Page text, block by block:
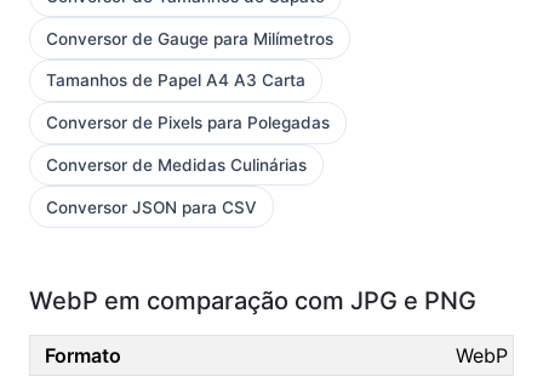
Conversor de Gauge para Milímetros
Tamanhos de Papel A4 A3 Carta
Conversor de Pixels para Polegadas
Conversor de Medidas Culinárias
Conversor JSON para CSV
WebP em comparação com JPG e PNG
WebP